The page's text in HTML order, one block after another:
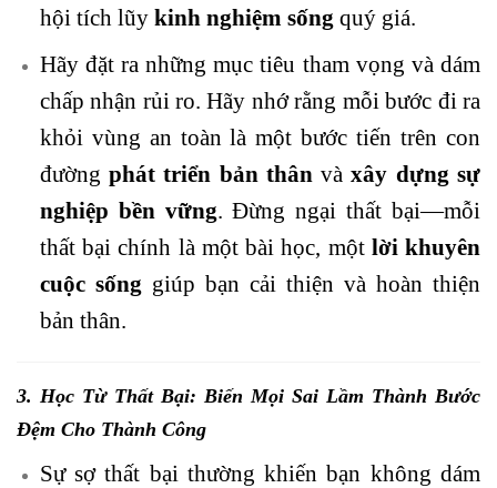
hội tích lũy kinh nghiệm sống quý giá.
Hãy đặt ra những mục tiêu tham vọng và dám
chấp nhận rủi ro. Hãy nhớ rằng mỗi bước đi ra
khỏi vùng an toàn là một bước tiến trên con
đườngphát triển bản thân vàxây dựng sự
nghiệp bền vững. Đừng ngại thất bại—mỗi
thất bại chính là một bài học, một lời khuyên
cuộc sống giúp bạn cải thiện và hoàn thiện
bản thân.
3. Học Từ Thất Bại: Biến Mọi Sai Lầm Thành Bước
Đệm Cho Thành Công
Sự sợ thất bại thường khiến bạn không dám